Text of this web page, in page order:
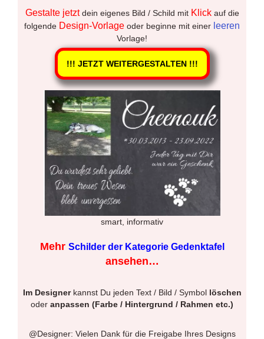
Gestalte jetztdein eigenes Bild / Schild mit Klickauf die
folgende Design-Vorlage oder beginne mit einer leeren
Vorlage!
!!! JETZT WEITERGESTALTEN !!!
smart, informativ
Mehr Schilder der Kategorie Gedenktafel
ansehen…
Im Designerkannst Du jeden Text / Bild / Symbol löschen
oder anpassen (Farbe / Hintergrund / Rahmen etc.)
@Designer: Vielen Dank für die Freigabe Ihres Designs